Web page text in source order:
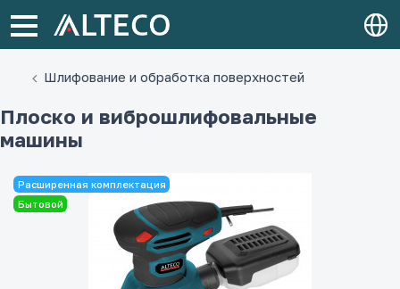
Шлифование и обработка поверхностей
Плоско и виброшлифовальные
машины
Расширенная комплектация
Бытовой